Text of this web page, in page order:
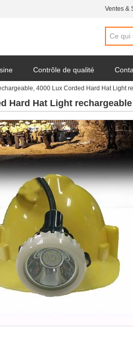
Ventes &
Contrôle de qualité
4000 Lux Corded Hard Hat Light
Hard Hat Light rechargeable